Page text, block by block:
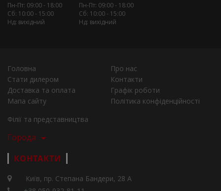
Пн-Пт: 09:00 - 18:00
Сб: 10:00 - 15:00
Нд: вихідний
Пн-Пт: 09:00 - 18:00
Сб: 10:00 - 15:00
Нд: вихідний
Головна
Про нас
Стати дилером
Контакти
Доставка та оплата
Графік роботи
Мапа сайту
Політика конфіденційності
Філії та представництва
Города
КОНТАКТИ
Київ, пр. Степана Бандери, 28 А